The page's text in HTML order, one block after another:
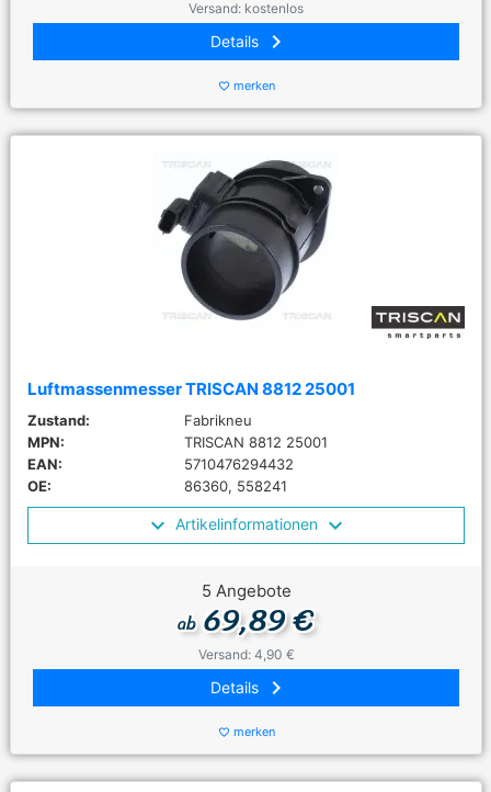
Versand: kostenlos
Details keyboard_arrow_right
favorite_border merken
Luftmassenmesser TRISCAN 8812 25001
Zustand:
Fabrikneu
MPN:
TRISCAN 8812 25001
EAN:
5710476294432
OE:
86360, 558241
Artikelinformationen
5 Angebote
ab69,89 €
Versand: 4,90 €
Details keyboard_arrow_right
favorite_border merken